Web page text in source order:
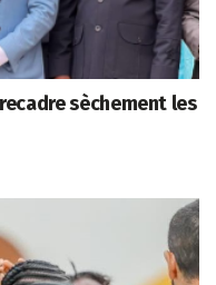
sèchement les